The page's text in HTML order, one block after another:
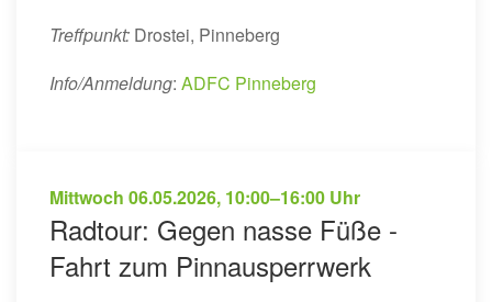
Treffpunkt: Drostei, Pinneberg
Info/Anmeldung: ADFC Pinneberg
Mittwoch 06.05.2026, 10:00–16:00 Uhr
Radtour: Gegen nasse Füße -
Fahrt zum Pinnausperrwerk